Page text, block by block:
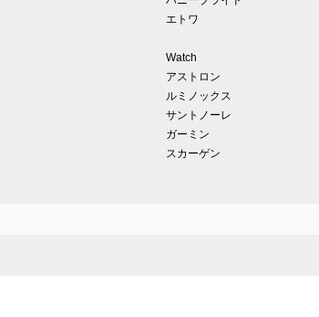
エトワ
Watch
アストロン
ルミノックス
サントノーレ
ガーミン
スカーゲン